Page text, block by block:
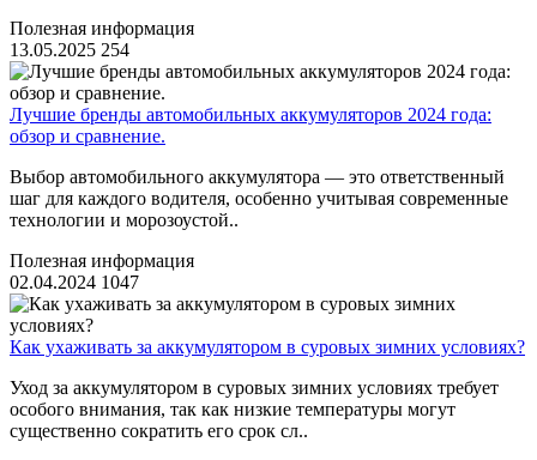
Полезная информация
13.05.2025 254
Лучшие бренды автомобильных аккумуляторов 2024 года:
обзор и сравнение.
Выбор автомобильного аккумулятора — это ответственный
шаг для каждого водителя, особенно учитывая современные
технологии и морозоустой..
Полезная информация
02.04.2024 1047
Как ухаживать за аккумулятором в суровых зимних условиях?
Уход за аккумулятором в суровых зимних условиях требует
особого внимания, так как низкие температуры могут
существенно сократить его срок сл..